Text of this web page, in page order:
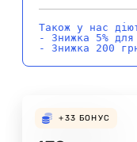
Також у нас
- Знижка 5%
- Знижка 200
+33 БОНУС